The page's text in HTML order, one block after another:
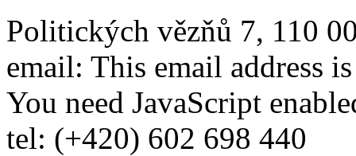
Politických vězňů 7, 110
email: This email address
You need JavaScript
tel: (+420) 602 698 440